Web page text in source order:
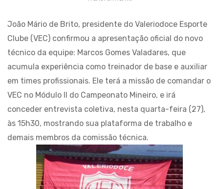
João Mário de Brito, presidente do Valeriodoce Esporte
Clube (VEC) confirmou a apresentação oficial do novo
técnico da equipe: Marcos Gomes Valadares, que
acumula experiência como treinador de base e auxiliar
em times profissionais. Ele terá a missão de comandar o
VEC no Módulo II do Campeonato Mineiro, e irá
conceder entrevista coletiva, nesta quarta-feira (27),
às 15h30, mostrando sua plataforma de trabalho e
demais membros da comissão técnica.